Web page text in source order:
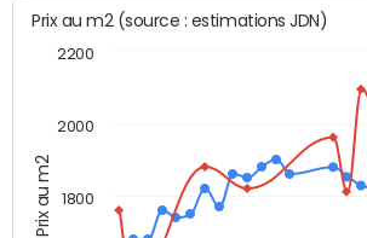
Prix au m2
Prix au m2 (source : estimations JDN)
1800
2000
2200